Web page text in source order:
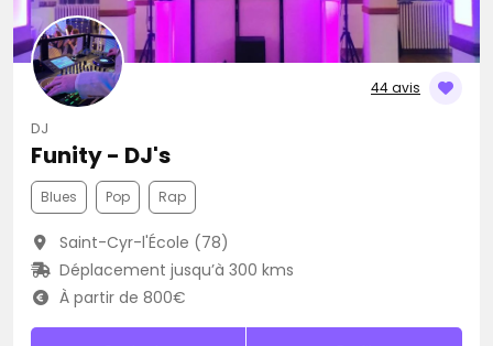
44 avis
DJ
Funity - DJ's
Blues Pop Rap
Saint-Cyr-l'École (78)
Déplacement jusqu’à 300 kms
À partir de 800€